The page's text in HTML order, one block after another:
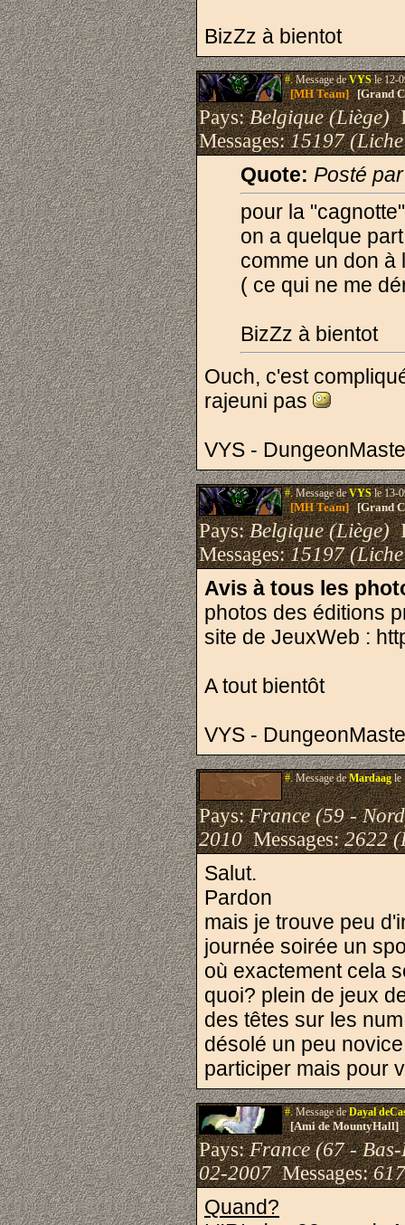
BizZz à bientot
#.Message deVYSle 12-
[MH Team][Grand
Pays:Belgique (Liège)
Messages:15197
Quote: Posté
pour la "cagnotte"
on a quelque
comme un don à
( ce qui ne me
BizZz à bientot
Ouch, c'est
rajeuni pas
VYS -
#.Message deVYSle 13-
[MH Team][Grand
Pays:Belgique (Liège)
Messages:15197
Avis à tous les
photos des éditions
site de JeuxWeb :
A tout bientôt
VYS -
#.Message deMardaagle
Pays:France (59 -
2010Messages:2622
Salut.
Pardon
mais je trouve peu
journée soirée un
où exactement cela
quoi? plein de jeux
des têtes sur les
désolé un peu
participer mais pour
#.Message deDayal
[Ami de MountyHall]
Pays:France (67 -
02-2007Messages:
Quand?